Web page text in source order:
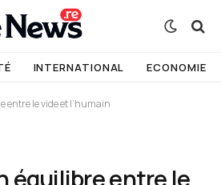
INTERNATIONAL ECONOMIE
entre le vide et l’humain
équilibre entre le